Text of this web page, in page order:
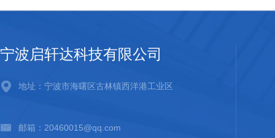
宁波启轩达科技有限公司
地址：宁波市海曙区古林镇西洋港工业区
邮箱：20460015@qq.com